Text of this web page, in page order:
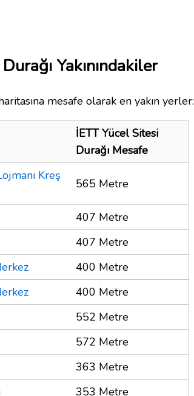
Yakınındakiler
mesafe olarak en yakın yerler:
İETT Yücel Sitesi
Durağı Mesafe
Kreş
565 Metre
407 Metre
407 Metre
400 Metre
400 Metre
552 Metre
572 Metre
363 Metre
353 Metre